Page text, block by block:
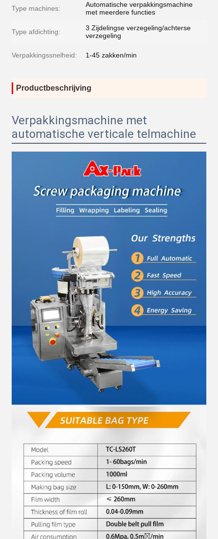
Type machines:
Automatische verpakkingsmachine
met meerdere functies
Type afdichting:
3 Zijdelingse verzegeling/achterse
verzegeling
Verpakkingssnelheid: 1-45 zakken/min
Productbeschrijving
Verpakkingsmachine met
automatische verticale telmachine